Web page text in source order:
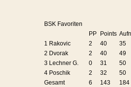
BSK Favoriten
PP
Points
1 Rakovic
2 40 35
2 Dvorak
2 40 49
3 Lechner G.
0 31 50
4 Poschik
2 32 50
Gesamt
6 143 184